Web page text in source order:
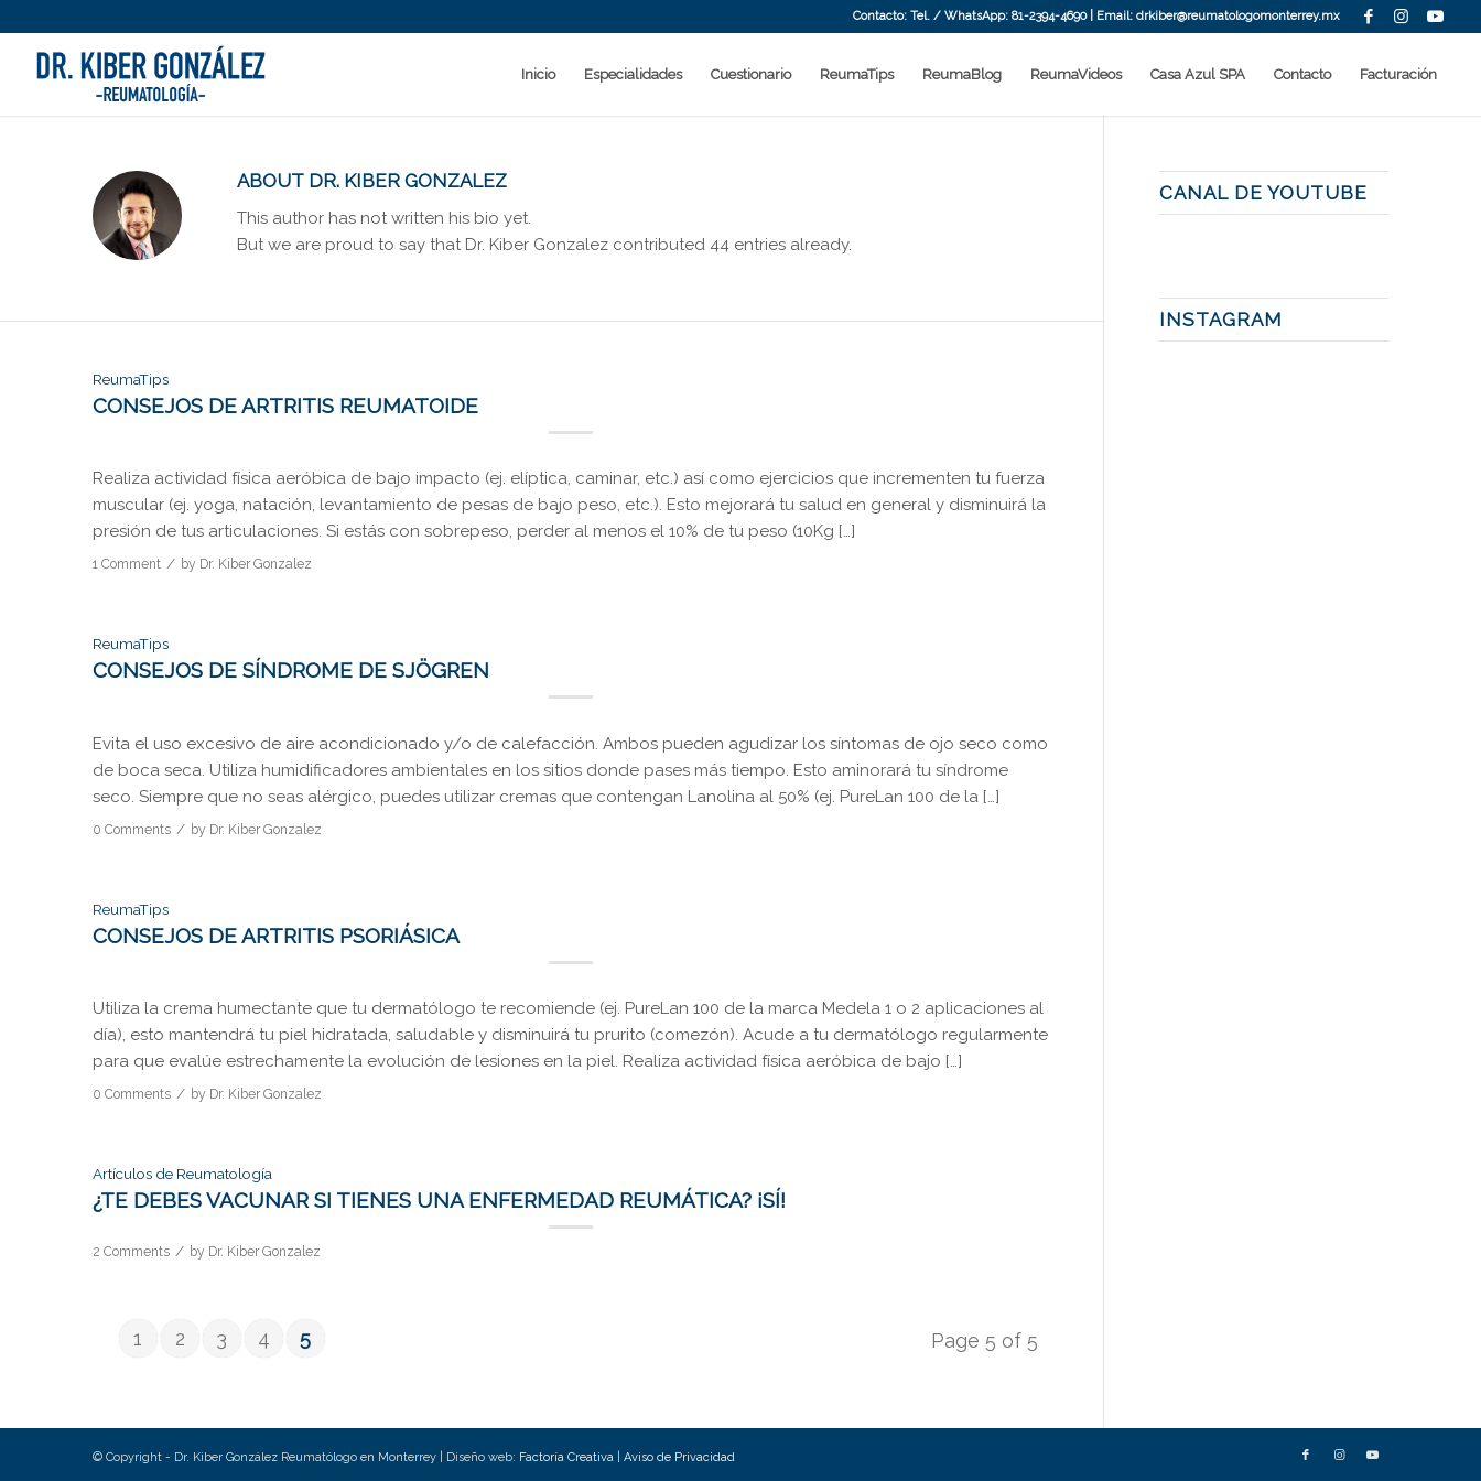
Contacto: Tel. / WhatsApp: 81-2394-4690 | Email:drkiber@reumatologomonterrey.mx
Inicio Especialidades Cuestionario ReumaTips ReumaBlog ReumaVideos Casa Azul SPA Contacto Facturación
ABOUT DR. KIBER GONZALEZ
This author has not written his bio yet.
But we are proud to say that Dr. Kiber Gonzalezcontributed 44 entries already.
ReumaTips
CONSEJOS DE ARTRITIS REUMATOIDE
Realiza actividad física aeróbica de bajo impacto (ej. elíptica, caminar, etc.) así como ejercicios que incrementen tu fuerza
muscular (ej. yoga, natación, levantamiento de pesas de bajo peso, etc.). Esto mejorará tu salud en general y disminuirá la
presión de tus articulaciones. Si estás con sobrepeso, perder al menos el 10% de tu peso (10Kg […]
1 Comment / by Dr. Kiber Gonzalez
ReumaTips
CONSEJOS DE SÍNDROME DE SJÖGREN
Evita el uso excesivo de aire acondicionado y/o de calefacción. Ambos pueden agudizar los síntomas de ojo seco como
de boca seca. Utiliza humidificadores ambientales en los sitios donde pases más tiempo. Esto aminorará tu síndrome
seco. Siempre que no seas alérgico, puedes utilizar cremas que contengan Lanolina al 50% (ej. PureLan 100 de la […]
0 Comments / by Dr. Kiber Gonzalez
ReumaTips
CONSEJOS DE ARTRITIS PSORIÁSICA
Utiliza la crema humectante que tu dermatólogo te recomiende (ej. PureLan 100 de la marca Medela 1 o 2 aplicaciones al
día), esto mantendrá tu piel hidratada, saludable y disminuirá tu prurito (comezón). Acude a tu dermatólogo regularmente
para que evalúe estrechamente la evolución de lesiones en la piel. Realiza actividad física aeróbica de bajo […]
0 Comments / by Dr. Kiber Gonzalez
Artículos de Reumatología
¿TE DEBES VACUNAR SI TIENES UNA ENFERMEDAD REUMÁTICA? ¡SÍ!
2 Comments / by Dr. Kiber Gonzalez
Page 5 of 5
1 2 3 4 5
CANAL DE YOUTUBE
INSTAGRAM
© Copyright - Dr. Kiber González Reumatólogo en Monterrey | Diseño web: Factoría Creativa Aviso de Privacidad